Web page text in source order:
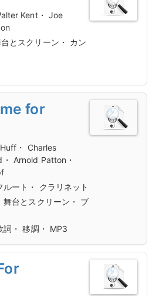
Kent・ Joe
とスクリーン・ カン
for
・ Charles
Arnold Patton・
ート・ クラリネット
舞台とスクリーン・ ブ
詞・ 移調・ MP3